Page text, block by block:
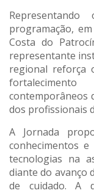
programação,
Costa do
representante
regional reforça
contemporâneos
dos profissionais
A Jornada
conhecimentos
tecnologias na
diante do avanço
de cuidado. A